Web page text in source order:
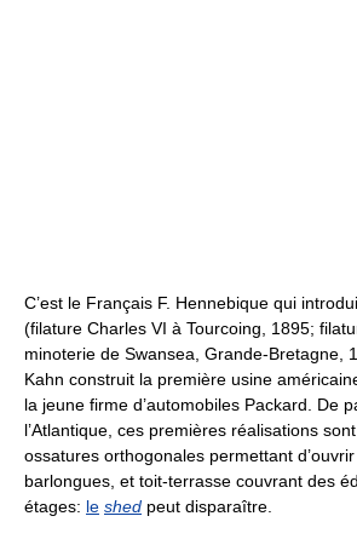
C’est le Français F. Hennebique qui
(filature Charles VI à Tourcoing, 1895;
minoterie de Swansea, Grande-Bretagne,
Kahn construit la première usine
la jeune firme d’automobiles Packard. De
l’Atlantique, ces premières réalisations
ossatures orthogonales permettant
barlongues, et toit-terrasse couvrant des
étages: le shed peut disparaître.